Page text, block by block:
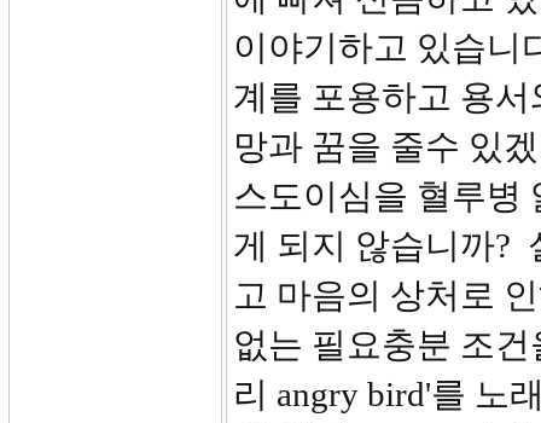
이야기하고 있습니
계를 포용하고 용
망과 꿈을 줄수 있
스도이심을 혈루병
게 되지 않습니까?
고 마음의 상처로
없는 필요충분 조
리 angry bird'를 노